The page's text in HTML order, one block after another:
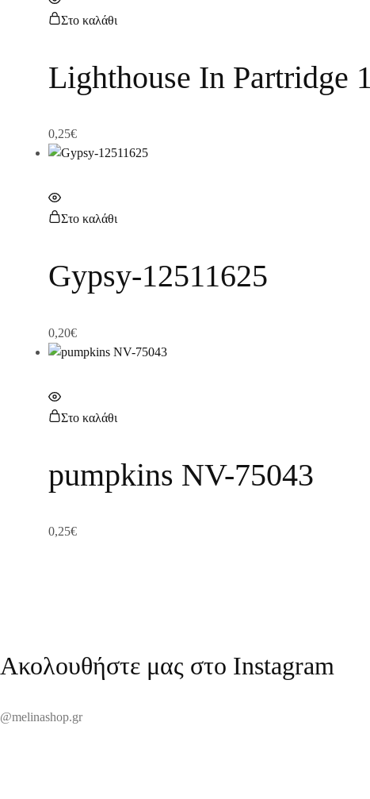
Στο καλάθι
Lighthouse In Partridge
0,25€
Στο καλάθι
Gypsy-12511625
0,20€
Στο καλάθι
pumpkins NV-75043
0,25€
Ακολουθήστε μας στο Instagram
@melinashop.gr